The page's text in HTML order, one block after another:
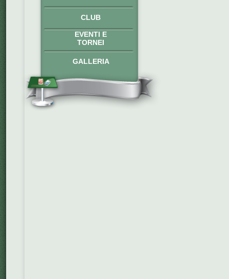
CLUB
EVENTI E
TORNEI
GALLERIA